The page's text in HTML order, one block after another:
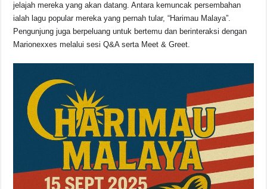
jelajah mereka yang akan datang. Antara kemuncak persembahan
ialah lagu popular mereka yang pernah tular, “Harimau Malaya”.
Pengunjung juga berpeluang untuk bertemu dan berinteraksi dengan
Marionexxes melalui sesi Q&A serta Meet & Greet.